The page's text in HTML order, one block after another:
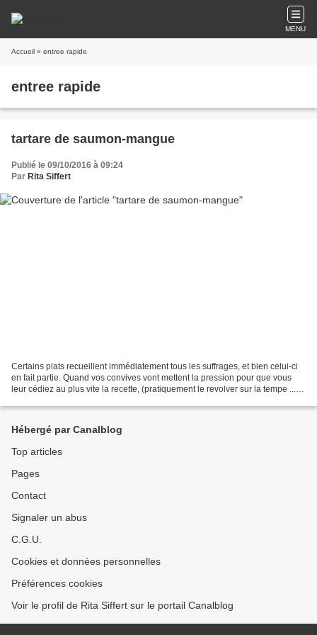
MENU
Accueil » entree rapide
entree rapide
tartare de saumon-mangue
Publié le 09/10/2016 à 09:24
Par Rita Siffert
Certains plats recueillent immédiatement tous les suffrages, et bien celui-ci
en fait partie. Quand vos convives vont mettent la pression pour que vous
leur cédiez au plus vite la recette, (pratiquement le revolver sur la tempe ....)
Hébergé par Canalblog
Top articles
Pages
Contact
Signaler un abus
C.G.U.
Cookies et données personnelles
Préférences cookies
Voir le profil de Rita Siffert sur le portail Canalblog